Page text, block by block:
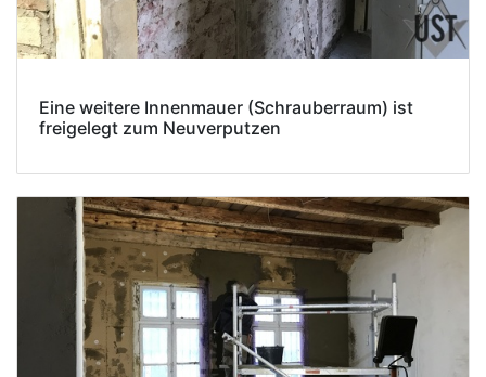
Eine weitere Innenmauer (Schrauberraum) ist
freigelegt zum Neuverputzen